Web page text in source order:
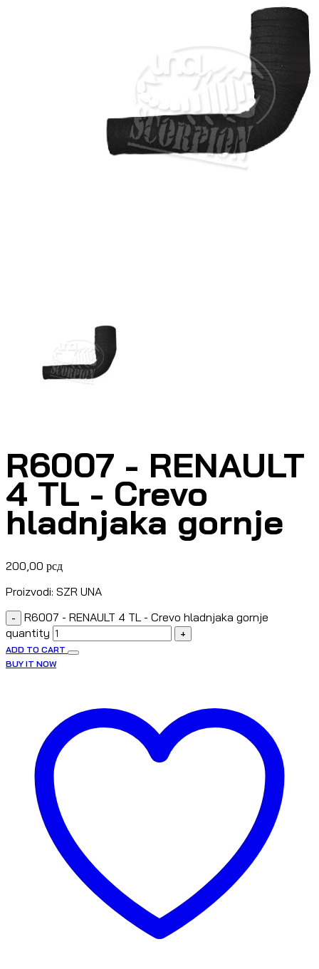
R6007 - RENAULT
4 TL - Crevo
hladnjaka gornje
200,00 рсд
Proizvodi: SZR UNA
-
R6007 - RENAULT 4 TL - Crevo hladnjaka gornje
quantity
+
ADD TO CART
BUY IT NOW